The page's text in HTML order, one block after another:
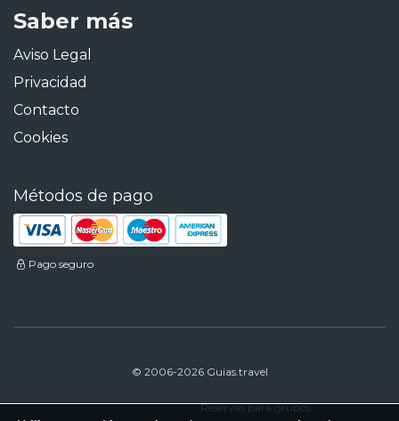
Saber más
Aviso Legal
Privacidad
Contacto
Cookies
Métodos de pago
Pago seguro
© 2006-2026 Guias.travel
Reservas para grupos: